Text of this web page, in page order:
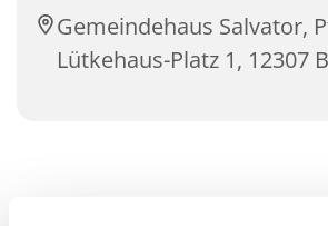
Gemeindehaus Salvator,
Lütkehaus-Platz 1, 12307